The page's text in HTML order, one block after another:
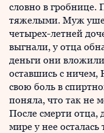
словно в гробнице.
тяжелыми. Муж ушел
четырех-летней
выгнали, у отца
деньги они
оставшись с ничем,
свою боль в
поняла, что так не
После смерти отца,
мире у нее